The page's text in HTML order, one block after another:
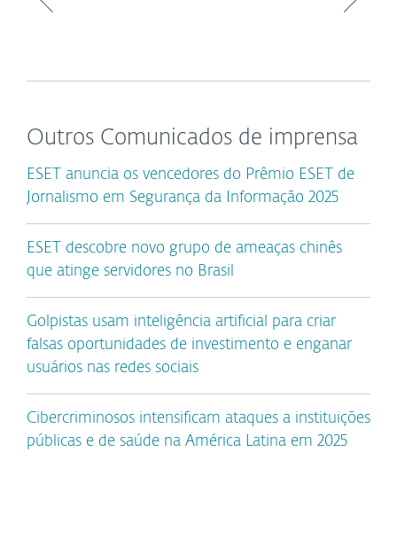
Outros Comunicados de imprensa
ESET anuncia os vencedores do Prêmio ESET de
Jornalismo em Segurança da Informação 2025
ESET descobre novo grupo de ameaças chinês
que atinge servidores no Brasil
Golpistas usam inteligência artificial para criar
falsas oportunidades de investimento e enganar
usuários nas redes sociais
Cibercriminosos intensificam ataques a instituições
públicas e de saúde na América Latina em 2025